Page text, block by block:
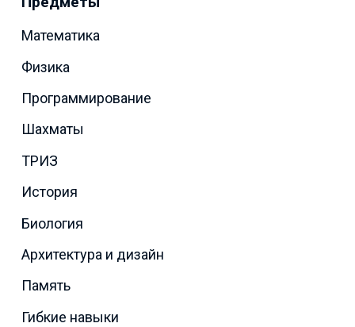
Математика
Физика
Программирование
Шахматы
ТРИЗ
История
Биология
Архитектура и дизайн
Память
Гибкие навыки